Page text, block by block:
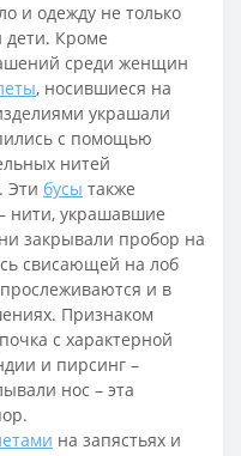
и одежду не только
Кроме
среди женщин
, носившиеся на
украшали
с помощью
нитей
Эти бусы также
нити, украшавшие
закрывали пробор на
свисающей на лоб
и в
Признаком
с характерной
и пирсинг –
нос – эта
на запястьях и